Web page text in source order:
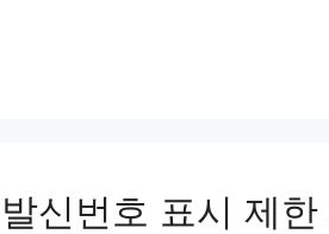
발신번호 표시 제한